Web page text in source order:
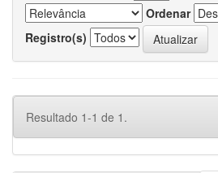
Ordenar
Registro(s)
Resultado 1-1 de 1.